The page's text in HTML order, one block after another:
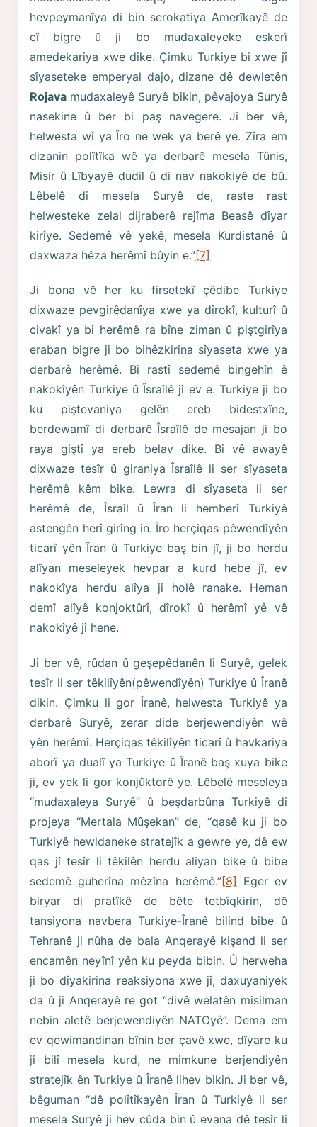
hevpeymanîya di bin serokatiya Amerîkayê de
cî bigre û ji bo mudaxaleyeke eskerî
amedekariya xwe dike. Çimku Turkiye bi xwe jî
sîyaseteke emperyal dajo, dizane dê dewletên
Rojava mudaxaleyê Suryê bikin, pêvajoya Suryê
nasekine û ber bi paş navegere. Ji ber vê,
helwesta wî ya Îro ne wek ya berê ye. Zîra em
dizanin polîtîka wê ya derbarê mesela Tûnis,
Misir û Lîbyayê dudil û di nav nakokiyê de bû.
Lêbelê di mesela Suryê de, raste rast
helwesteke zelal dijraberê rejîma Beasê dîyar
kirîye. Sedemê vê yekê, mesela Kurdistanê û
daxwaza hêza herêmî bûyin e.”[7]
Ji bona vê her ku firsetekî çêdibe Turkiye
dixwaze pevgirêdanîya xwe ya dîrokî, kulturî û
civakî ya bi herêmê ra bîne ziman û piştgirîya
eraban bigre ji bo bihêzkirina sîyaseta xwe ya
derbarê herêmê. Bi rastî sedemê bingehîn ê
nakokîyên Turkiye û Îsraîlê jî ev e. Turkiye ji bo
ku piştevaniya gelên ereb bidestxîne,
berdewamî di derbarê Îsraîlê de mesajan ji bo
raya giştî ya ereb belav dike. Bi vê awayê
dixwaze tesîr û giraniya Îsraîlê li ser sîyaseta
herêmê kêm bike. Lewra di sîyaseta li ser
herêmê de, Îsraîl û Îran li hemberî Turkiyê
astengên herî girîng in. Îro herçiqas pêwendîyên
ticarî yên Îran û Turkiye baş bin jî, ji bo herdu
alîyan meseleyek hevpar a kurd hebe jî, ev
nakokîya herdu alîya ji holê ranake. Heman
demî alîyê konjoktûrî, dîrokî û herêmî yê vê
nakokîyê jî hene.
Ji ber vê, rûdan û geşepêdanên li Suryê, gelek
tesîr li ser têkilîyên(pêwendîyên) Turkiye û Îranê
dikin. Çimku li gor Îranê, helwesta Turkiyê ya
derbarê Suryê, zerar dide berjewendiyên wê
yên herêmî. Herçiqas têkilîyên ticarî û havkariya
aborî ya dualî ya Turkiye û Îranê baş xuya bike
jî, ev yek li gor konjûktorê ye. Lêbelê meseleya
“mudaxaleya Suryê” û beşdarbûna Turkiyê di
projeya “Mertala Mûşekan” de, “qasê ku ji bo
Turkiyê hewldaneke stratejîk a gewre ye, dê ew
qas jî tesîr li têkilên herdu aliyan bike û bibe
sedemê guherîna mêzîna herêmê.”[8] Eger ev
biryar di pratîkê de bête tetbîqkirin, dê
tansiyona navbera Turkiye-Îranê bilind bibe û
Tehranê ji nûha de bala Anqerayê kişand li ser
encamên neyînî yên ku peyda bibin. Û herweha
ji bo dîyakirina reaksiyona xwe jî, daxuyaniyek
da û ji Anqerayê re got “divê welatên misilman
nebin aletê berjewendiyên NATOyê”. Dema em
ev qewimandinan bînin ber çavê xwe, dîyare ku
ji bilî mesela kurd, ne mimkune berjendiyên
stratejîk ên Turkiye û Îranê lihev bikin. Ji ber vê,
bêguman “dê polîtîkayên Îran û Turkiyê li ser
mesela Suryê ji hev cûda bin û evana dê tesîr li